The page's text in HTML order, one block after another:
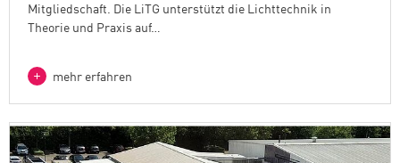
Mitgliedschaft. Die LiTG unterstützt die Lichttechnik in
Theorie und Praxis auf…
mehr erfahren